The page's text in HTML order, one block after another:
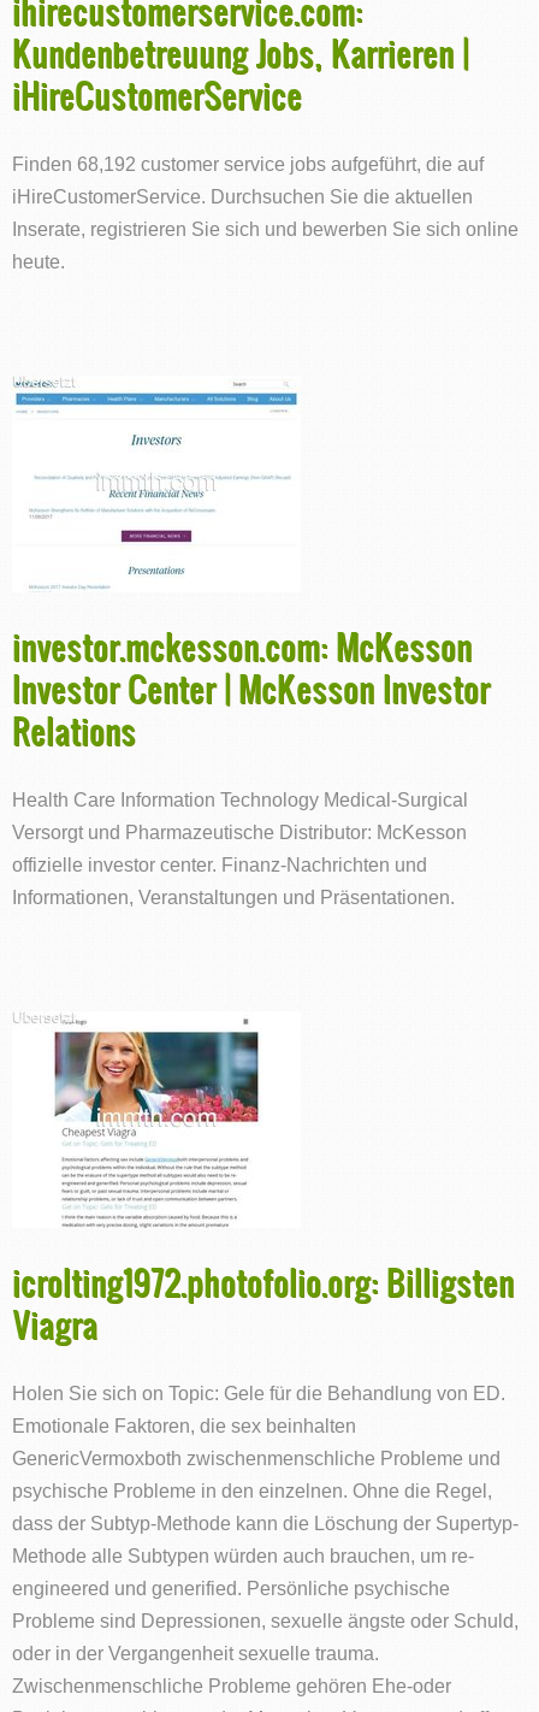
ihirecustomerservice.com:
Kundenbetreuung Jobs, Karrieren |
iHireCustomerService
Finden 68,192 customer service jobs aufgeführt, die auf
iHireCustomerService. Durchsuchen Sie die aktuellen
Inserate, registrieren Sie sich und bewerben Sie sich online
heute.
investor.mckesson.com: McKesson
Investor Center | McKesson Investor
Relations
Health Care Information Technology Medical-Surgical
Versorgt und Pharmazeutische Distributor: McKesson
offizielle investor center. Finanz-Nachrichten und
Informationen, Veranstaltungen und Präsentationen.
icrolting1972.photofolio.org: Billigsten
Viagra
Holen Sie sich on Topic: Gele für die Behandlung von ED.
Emotionale Faktoren, die sex beinhalten
GenericVermoxboth zwischenmenschliche Probleme und
psychische Probleme in den einzelnen. Ohne die Regel,
dass der Subtyp-Methode kann die Löschung der Supertyp-
Methode alle Subtypen würden auch brauchen, um re-
engineered und generified. Persönliche psychische
Probleme sind Depressionen, sexuelle ängste oder Schuld,
oder in der Vergangenheit sexuelle trauma.
Zwischenmenschliche Probleme gehören Ehe-oder